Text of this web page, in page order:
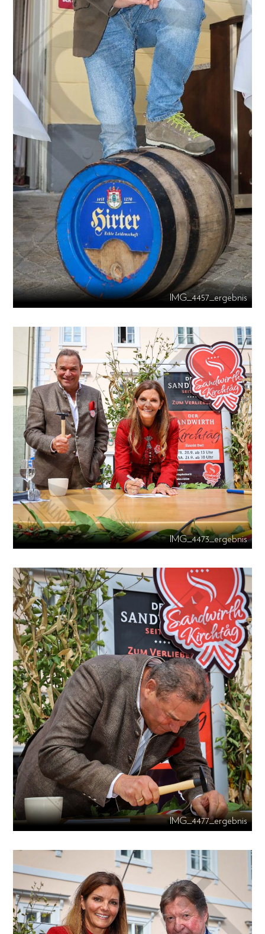
IMG_4457_ergebnis
IMG_4473_ergebnis
IMG_4477_ergebnis